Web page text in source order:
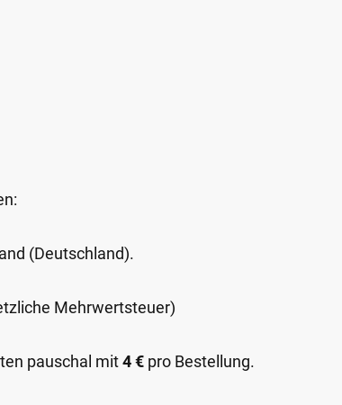
(Deutschland).
Mehrwertsteuer)
pauschal mit4 € pro Bestellung.